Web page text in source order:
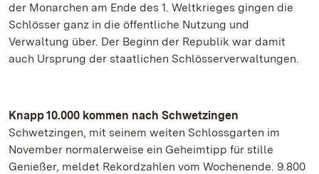
der Monarchen am Ende des 1. Weltkrieges gingen die
Schlösser ganz in die öffentliche Nutzung und
Verwaltung über. Der Beginn der Republik war damit
auch Ursprung der staatlichen Schlösserverwaltungen.
Knapp 10.000 kommen nach Schwetzingen
Schwetzingen, mit seinem weiten Schlossgarten im
November normalerweise ein Geheimtipp für stille
Genießer, meldet Rekordzahlen vom Wochenende. 9.800